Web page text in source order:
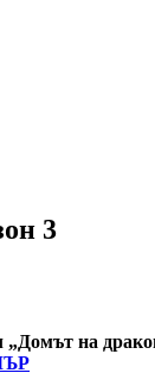
3
на